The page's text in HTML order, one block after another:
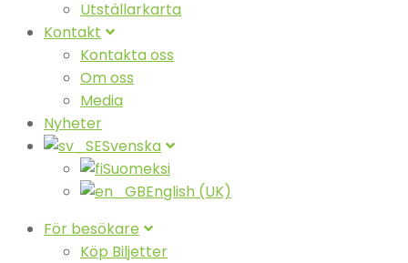
Utställarkarta
Kontakt
Kontakta oss
Om oss
Media
Nyheter
Svenska
Suomeksi
English (UK)
För besökare
Köp Biljetter